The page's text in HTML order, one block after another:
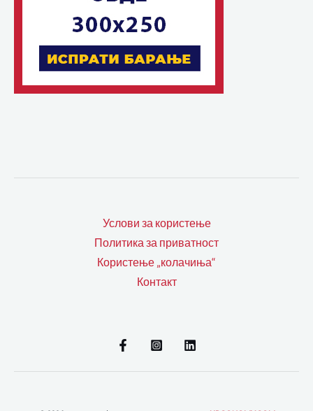
Услови за користење
Политика за приватност
Користење „колачиња“
Контакт